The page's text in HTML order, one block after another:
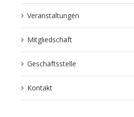
Veranstaltungen
Mitgliedschaft
Geschäftsstelle
Kontakt